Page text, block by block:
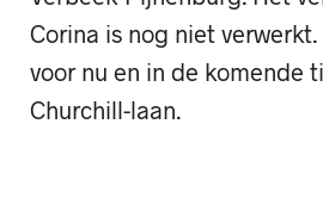
Corina is nog niet
voor nu en in de komende
Churchill-laan.